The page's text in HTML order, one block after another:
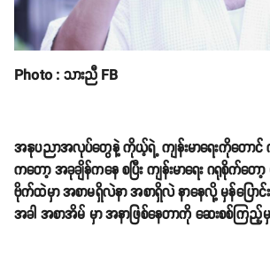
Photo : သားညီ FB
အနုပညာအလုပ်တွေနဲ့ ကိုယ့်ရဲ့ ကျန်းမာရေးကိုတောင်
ကတော့ အခုချိန်ကနေ စပြီး ကျန်းမာရေး ဂရုစိုက်
ဗိုက်ထဲမှာ အစာမရှိလဲနာ အစာရှိလဲ နာနေလို့ မှန်ပြေ
အခါ အစာအိမ် မှာ အနာဖြစ်နေတာကို ဆေးစစ်ကြ